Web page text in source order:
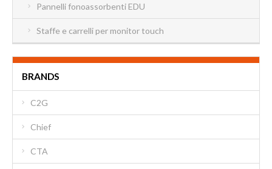
Pannelli fonoassorbenti EDU
Staffe e carrelli per monitor touch
BRANDS
C2G
Chief
CTA